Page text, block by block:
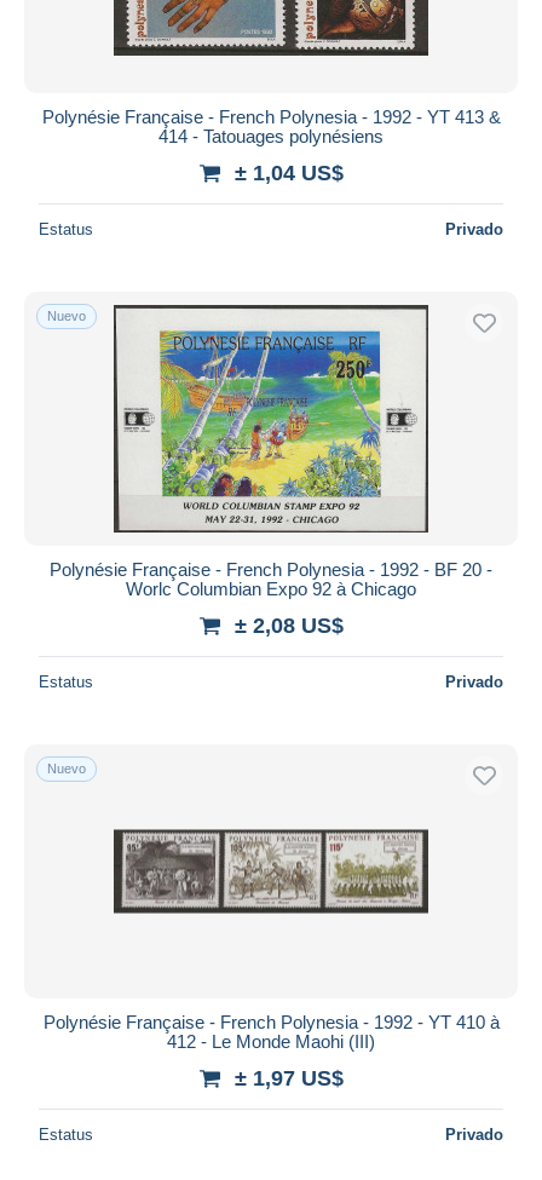
Polynésie Française - French Polynesia - 1992 - YT 413 &
414 - Tatouages polynésiens
± 1,04 US$
Estatus Privado
Nuevo
Polynésie Française - French Polynesia - 1992 - BF 20 -
Worlc Columbian Expo 92 à Chicago
± 2,08 US$
Estatus Privado
Nuevo
Polynésie Française - French Polynesia - 1992 - YT 410 à
412 - Le Monde Maohi (III)
± 1,97 US$
Estatus Privado